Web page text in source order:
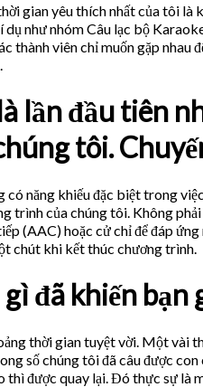
gian yêu thích nhất của tôi là
dụ như nhóm Câu lạc bộ
thành viên chỉ muốn gặp nhau
lần đầu tiên
tôi.
có năng khiếu đặc biệt trong
trình của chúng tôi. Không
(AAC) hoặc cử chỉ để đáp
chút khi kết thúc chương trình.
đã khiến bạn
thời gian tuyệt vời. Một vài
số chúng tôi đã câu được con
thì được quay lại. Đó thực sự là